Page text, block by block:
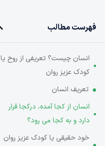
فهرست مطالب
انسان چیست؟ تعریفی از روح یا
کودک عزیز روان
تعریف انسان
انسان از کجا آمده­، درکجا قرار
دارد و به کجا می­ رود؟
خود حقیقی یا کودک عزیز روان